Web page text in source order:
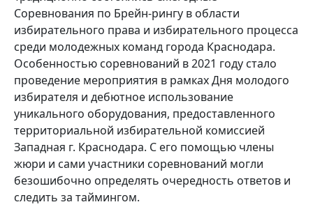
Соревнования по Брейн-рингу в области
избирательного права и избирательного процесса
среди молодежных команд города Краснодара.
Особенностью соревнований в 2021 году стало
проведение мероприятия в рамках Дня молодого
избирателя и дебютное использование
уникального оборудования, предоставленного
территориальной избирательной комиссией
Западная г. Краснодара. С его помощью члены
жюри и сами участники соревнований могли
безошибочно определять очередность ответов и
следить за таймингом.